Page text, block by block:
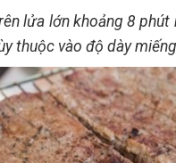
lửa lớn khoảng 8 phút
thuộc vào độ dày